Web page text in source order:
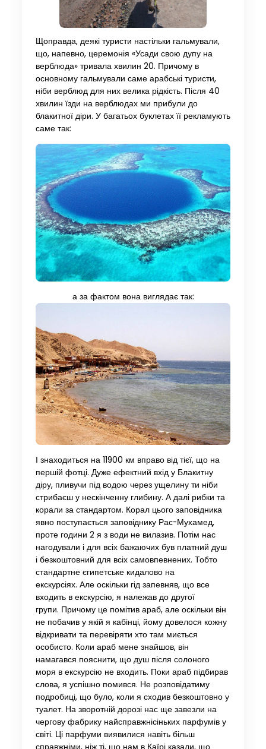
Щоправда, деякі туристи настільки гальмували,
що, напевно, церемонія «Усади свою дупу на
верблюда» тривала хвилин 20. Причому в
основному гальмували саме арабські туристи,
ніби верблюд для них велика рідкість. Після 40
хвилин їзди на верблюдах ми прибули до
блакитної діри. У багатьох буклетах її рекламують
саме так:
а за фактом вона виглядає так:
І знаходиться на 11900 км вправо від тієї, що на
першій фотці. Дуже ефектний вхід у Блакитну
діру, пливучи під водою через ущелину ти ніби
стрибаєш у нескінченну глибину. А далі рибки та
корали за стандартом. Корал цього заповідника
явно поступається заповіднику Рас-Мухамед,
проте години 2 я з води не вилазив. Потім нас
нагодували і для всіх бажаючих був платний душ
і безкоштовний для всіх самовпевнених. Тобто
стандартне єгипетське кидалово на
екскурсіях. Але оскільки гід запевняв, що все
входить в екскурсію, я належав до другої
групи. Причому це помітив араб, але оскільки він
не побачив у якій я кабінці, йому довелося кожну
відкривати та перевіряти хто там миється
особисто. Коли араб мене знайшов, він
намагався пояснити, що душ після солоного
моря в екскурсію не входить. Поки араб підбирав
слова, я успішно помився. Не розповідатиму
подробиці, що було, коли я сходив безкоштовно у
туалет. На зворотній дорозі нас ще завезли на
чергову фабрику найсправжнісіньких парфумів у
світі. Ці парфуми виявилися навіть більш